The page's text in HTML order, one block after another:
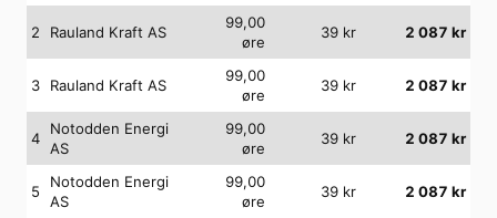
2 Rauland Kraft AS
99,00
øre
39 kr 2 087 kr
3 Rauland Kraft AS
99,00
øre
39 kr 2 087 kr
4
Notodden Energi
AS
99,00
øre
39 kr 2 087 kr
5
Notodden Energi
AS
99,00
øre
39 kr 2 087 kr